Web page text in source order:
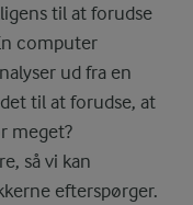
til at forudse
computer
ud fra en
til at forudse, at
meget?
så vi kan
efterspørger.